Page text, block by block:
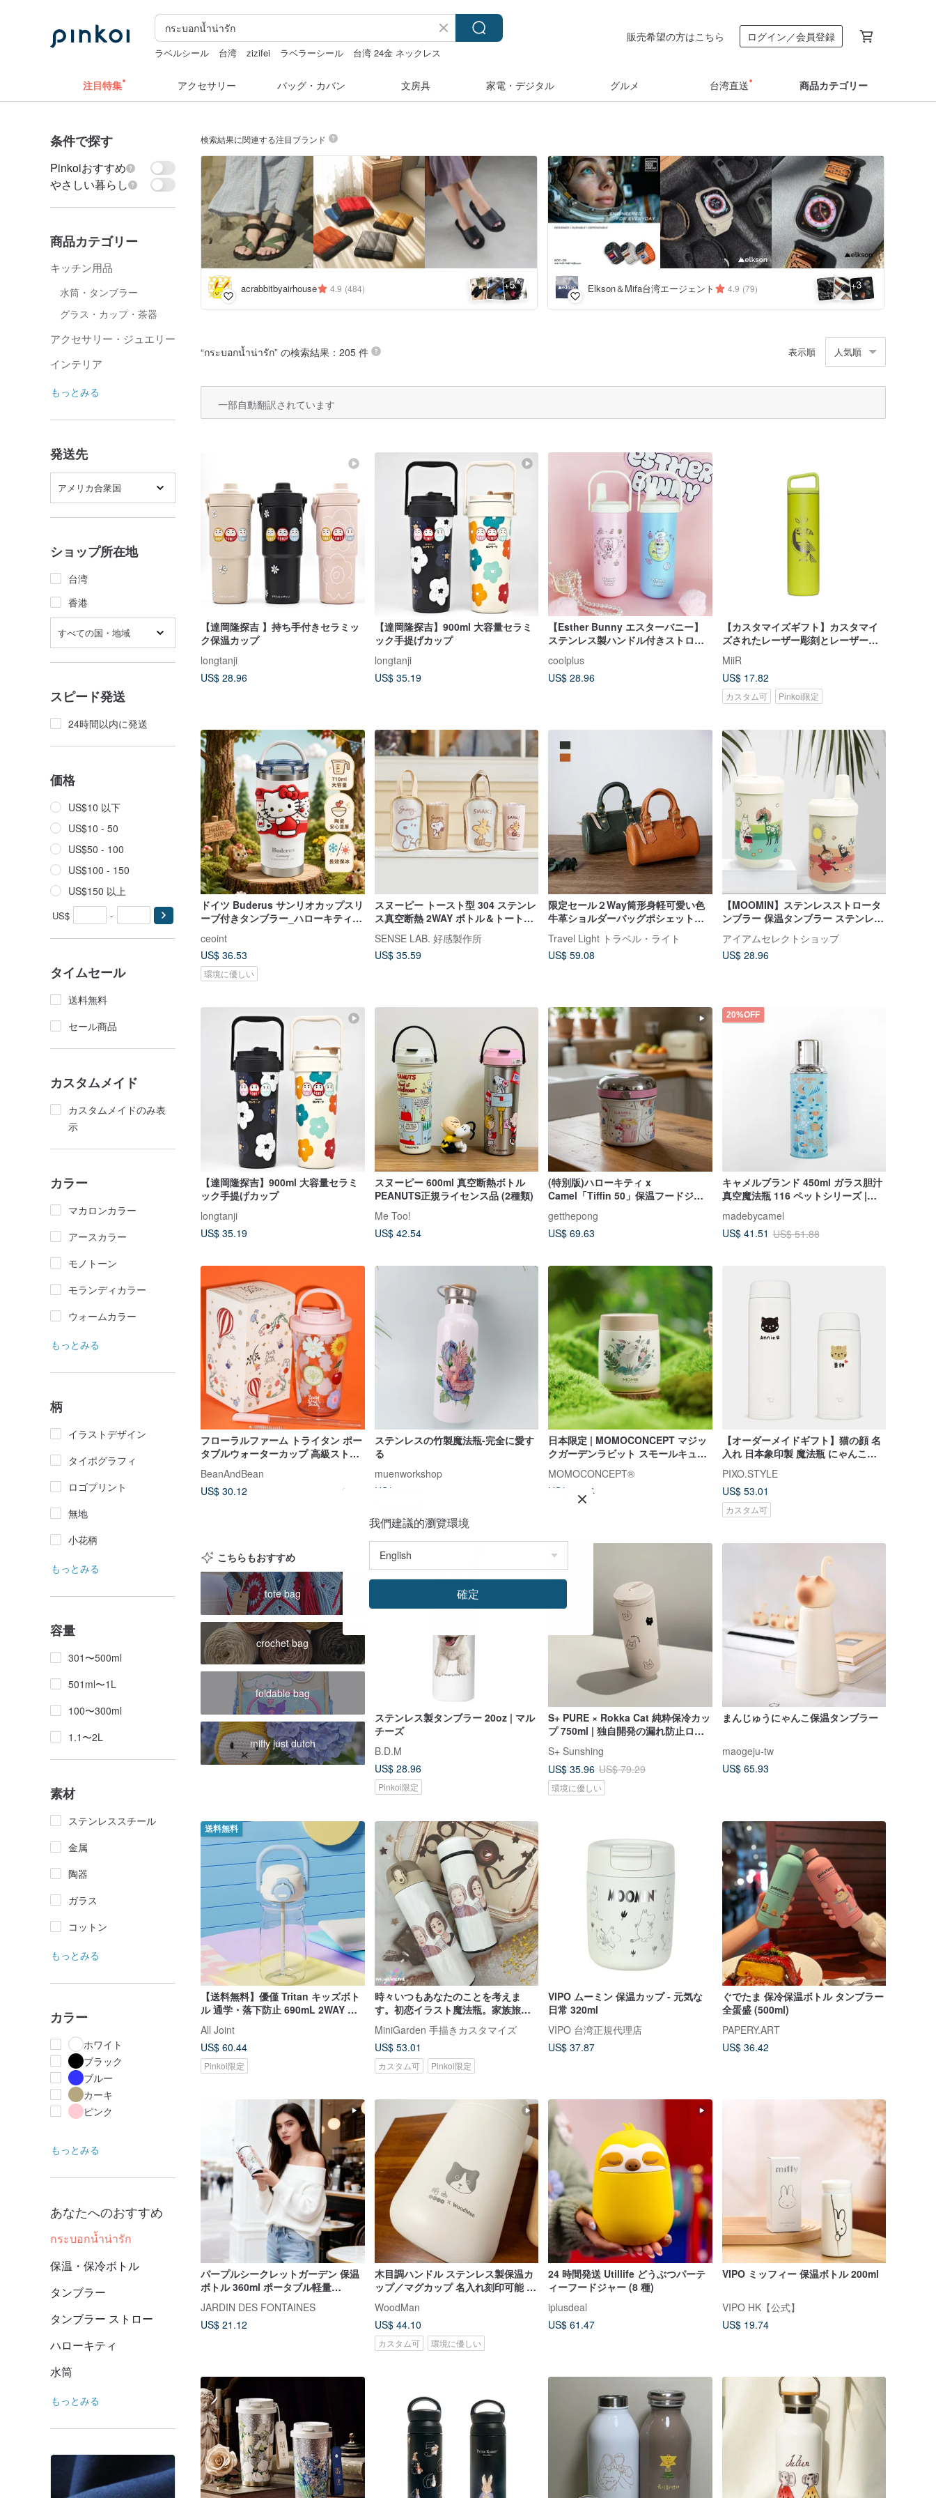
ラベルシール 台湾 zizifei ラベラーシール
台湾 24金 ネックレス
販売希望の方はこちら ログイン／会員登録
注目特集 アクセサリー バッグ・カバン 文房具 家電・デジタル グルメ 台湾直送 商品カテゴリー
条件で探す
Pinkoiおすすめ
やさしい暮らし
商品カテゴリー
キッチン用品
水筒・タンブラー
グラス・カップ・茶器
アクセサリー・ジュエリー
インテリア
もっとみる
発送先
アメリカ合衆国
ショップ所在地
台湾
香港
すべての国・地域
スピード発送
24時間以内に発送
価格
US$10 以下
US$10 - 50
US$50 - 100
US$100 - 150
US$150 以上
US$ -
タイムセール
送料無料
セール商品
カスタムメイド
カスタムメイドのみ表
示
カラー
マカロンカラー
アースカラー
モノトーン
モランディカラー
ウォームカラー
もっとみる
柄
イラストデザイン
タイポグラフィ
ロゴプリント
無地
小花柄
もっとみる
容量
301〜500ml
501ml〜1L
100〜300ml
1.1〜2L
素材
ステンレススチール
金属
陶器
ガラス
コットン
もっとみる
カラー
ホワイト
ブラック
ブルー
カーキ
ピンク
もっとみる
あなたへのおすすめ
กระบอกน้ำน่ารัก
保温・保冷ボトル
タンブラー
タンブラー ストロー
ハローキティ
水筒
もっとみる
検索結果に関連する注目ブランド
acrabbitbyairhouse 4.9 (484) +5 Elkson＆Mifa台湾エージェント 4.9 (79) +3
“กระบอกน้ำน่ารัก” の検索結果：205 件 表示順 人気順
一部自動翻訳されています
【達岡隆探吉 】持ち手付きセラミッ
ク保温カップ
longtanji
US$ 28.96
【達岡隆探吉】900ml 大容量セラミ
ック手提げカップ
longtanji
US$ 35.19
【Esther Bunny エスターバニー】
ステンレス製ハンドル付きストロー
タンブラー
coolplus
US$ 28.96
【カスタマイズギフト】カスタマイ
ズされたレーザー彫刻とレーザーエ
ッチングを追加します（メイン製品
を購入する必要があります）
MiiR
US$ 17.82
カスタム可 Pinkoi限定
ドイツ Buderus サンリオカップスリ
ーブ付きタンブラー_ハローキティ
ceoint
US$ 36.53
環境に優しい
スヌーピー トースト型 304 ステンレ
ス真空断熱 2WAY ボトル＆トートバ
ッグセット 530ml
SENSE LAB. 好感製作所
US$ 35.59
限定セール２Way筒形身軽可愛い色
牛革ショルダーバッグポシェットバ
いバッグ
Travel Light トラベル・ライト
US$ 59.08
【MOOMIN】ステンレスストロータ
ンブラー 保温タンブラー ステンレス
保温タンブラー 持ち運びタンブラー
アイアムセレクトショップ
US$ 28.96
【達岡隆探吉】900ml 大容量セラミ
ック手提げカップ
longtanji
US$ 35.19
スヌーピー 600ml 真空断熱ボトル
PEANUTS正規ライセンス品 (2種類)
Me Too!
US$ 42.54
(特別版)ハローキティ x
Camel「Tiffin 50」保温フードジャ
getthepong
US$ 69.63
20%OFF
キャメルブランド 450ml ガラス胆汁
真空魔法瓶 116 ペットシリーズ |
madebycamel
US$ 41.51 US$ 51.88
フローラルファーム トライタン ポー
タブルウォーターカップ 高級ストロ
ーカップ ポータブル飲料水カップ
BeanAndBean
US$ 30.12
ステンレスの竹製魔法瓶-完全に愛す
る
muenworkshop
US$ 43.66
日本限定 | MOMOCONCEPT マジッ
クガーデンラビット スモールキュー
ブ 真空カップ 260ml
MOMOCONCEPT®
US$ 39.94
【オーダーメイドギフト】猫の顔 名
入れ 日本象印製 魔法瓶 にゃんこ
090
PIXO.STYLE
US$ 53.01
カスタム可
こちらもおすすめ
tote bag
crochet bag
foldable bag
miffy just dutch
ステンレス製タンブラー 20oz | マル
チーズ
B.D.M
US$ 28.96
Pinkoi限定
S+ PURE × Rokka Cat 純粋保冷カッ
プ 750ml | 独自開発の漏れ防止ロッ
クデザイン
S+ Sunshing
US$ 35.96 US$ 79.29
環境に優しい
まんじゅうにゃんこ保温タンブラー
maogeju-tw
US$ 65.93
送料無料
【送料無料】優僅 Tritan キッズボト
ル 通学・落下防止 690mL 2WAY ス
All Joint
US$ 60.44
Pinkoi限定
時々いつもあなたのことを考えま
す。初恋イラスト魔法瓶。家族旅行
のお土産Qバージョンキャラクターカ
スタマイズギフト
MiniGarden 手描きカスタマイズ
US$ 53.01
カスタム可 Pinkoi限定
VIPO ムーミン 保温カップ - 元気な
日常 320ml
VIPO 台湾正規代理店
US$ 37.87
ぐでたま 保冷保温ボトル タンブラー
全蛋盛 (500ml)
PAPERY.ART
US$ 36.42
パープルシークレットガーデン 保温
ボトル 360ml ポータブル軽量
JARDIN DES FONTAINES
JARDIN DES FONTAINES
US$ 21.12
木目調ハンドル ステンレス製保温カ
ップ／マグカップ 名入れ刻印可能 ア
イボリー 460ml バレンタインギフト
WoodMan
US$ 44.10
カスタム可 環境に優しい
24 時間発送 Utillife どうぶつパーテ
ィーフードジャー (8 種)
iplusdeal
US$ 61.47
VIPO ミッフィー 保温ボトル 200ml
VIPO HK【公式】
US$ 19.74
我們建議的瀏覽環境
確定